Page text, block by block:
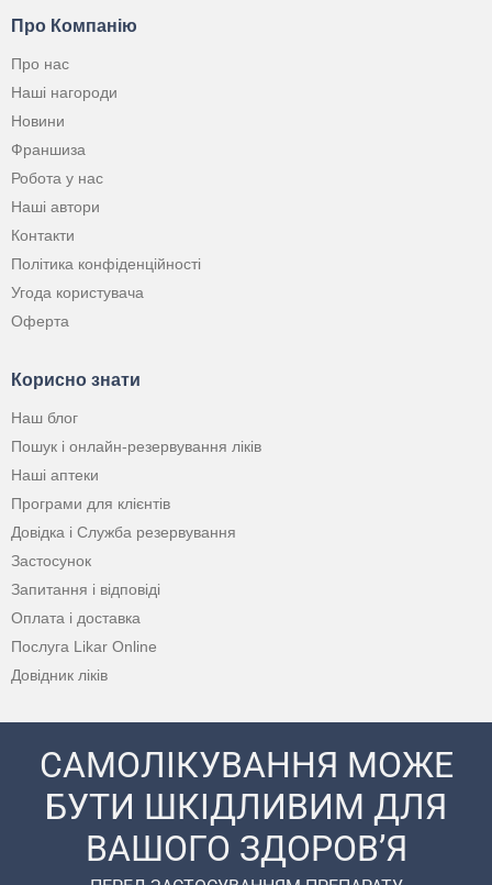
Про Компанію
Про нас
Наші нагороди
Новини
Франшиза
Робота у нас
Наші автори
Контакти
Політика конфіденційності
Угода користувача
Оферта
Корисно знати
Наш блог
Пошук і онлайн-резервування ліків
Наші аптеки
Програми для клієнтів
Довідка і Служба резервування
Застосунок
Запитання і відповіді
Оплата і доставка
Послуга Likar Online
Довідник ліків
САМОЛІКУВАННЯ МОЖЕ
БУТИ ШКІДЛИВИМ ДЛЯ
ВАШОГО ЗДОРОВ’Я